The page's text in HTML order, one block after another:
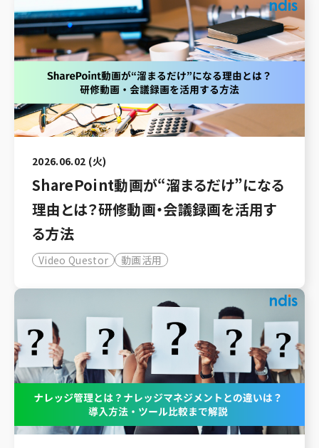
2026.06.02 (火)
SharePoint動画が“溜まるだけ”になる
理由とは？研修動画・会議録画を活用す
る方法
Video Questor 動画活用